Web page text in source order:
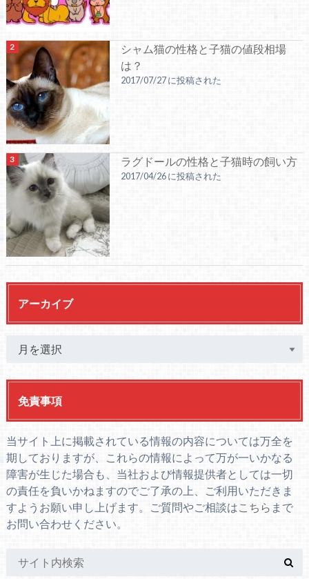
シャム猫の性格と子猫の値段相場
は？
2017/07/27 に投稿された
ラグドールの性格と子猫時の飼い方
2017/04/26 に投稿された
アーカイブ
免責事項
当サイト上に掲載されている情報の内容については万全を
期しておりますが、これらの情報によって万が一いかなる
障害が生じた場合も、当社および情報提供者としては一切
の責任を負いかねますのでご了承の上、ご利用いただきま
すようお願い申し上げます。ご質問やご相談はこちら まで
お問い合わせください。